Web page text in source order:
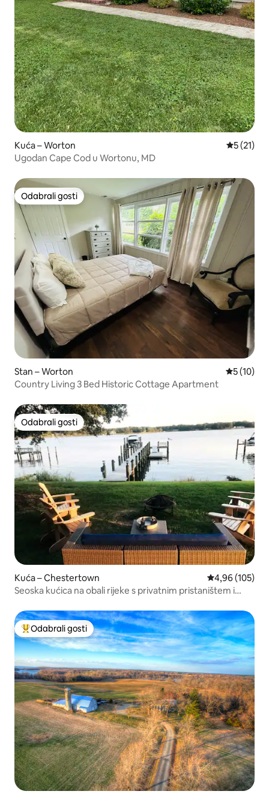
Kuća – Worton Prosječna
5 (21)
Ugodan Cape Cod u Wortonu, MD
Odabrali gosti
Odabrali gosti
Stan – Worton Prosječna
5 (10)
Country Living 3 Bed Historic Cottage Apartment
Odabrali gosti
Odabrali gosti
Kuća – Chestertown Prosječna
4,96 (105)
Seoska kućica na obali rijeke s privatnim pristaništem i
Među najviše rangiranima s oznakom „Odabrali gosti”
Odabrali gosti